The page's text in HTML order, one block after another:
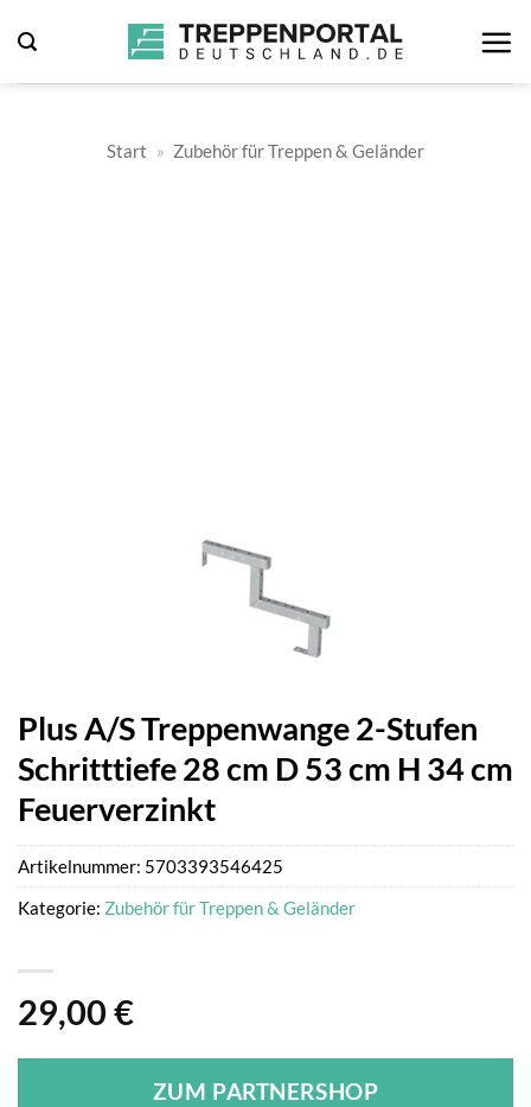
Inhalt
springen
Start » Zubehör für Treppen & Geländer
Plus A/S Treppenwange 2-Stufen
Schritttiefe 28 cm D 53 cm H 34 cm
Feuerverzinkt
29,00 €
ZUM PARTNERSHOP
Artikelnummer: 5703393546425
Kategorie: Zubehör für Treppen & Geländer